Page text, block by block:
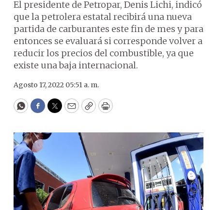
El presidente de Petropar, Denis Lichi, indicó
que la petrolera estatal recibirá una nueva
partida de carburantes este fin de mes y para
entonces se evaluará si corresponde volver a
reducir los precios del combustible, ya que
existe una baja internacional.
Agosto 17, 2022 05:51 a. m.
WhatsApp
Facebook
Twitter
EmailCopyPrint